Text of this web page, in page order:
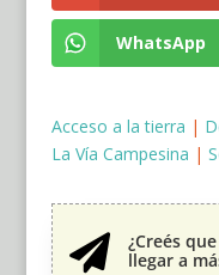
WhatsApp
Acceso a la tierra |
La Vía Campesina |

¿Creés
llegar a